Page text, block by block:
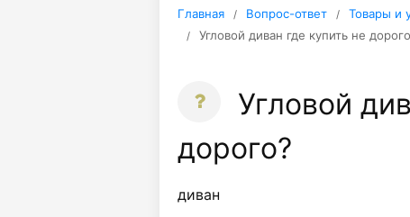
Главная Вопрос-ответ
Товары и
Угловой диван где купить не
Угловой
дорого?
диван